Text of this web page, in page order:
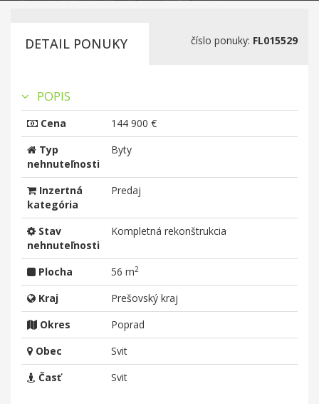
DETAIL PONUKY číslo ponuky: FL015529
POPIS
Cena
144 900 €
Typ
nehnuteľnosti
Byty
Inzertná
kategória
Predaj
Stav
nehnuteľnosti
Kompletná rekonštrukcia
Plocha 56 m2
Kraj
Prešovský kraj
Okres
Poprad
Obec
Svit
Časť
Svit